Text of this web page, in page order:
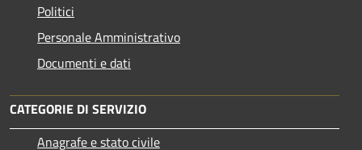
Politici
Personale Amministrativo
Documenti e dati
CATEGORIE DI SERVIZIO
Anagrafe e stato civile